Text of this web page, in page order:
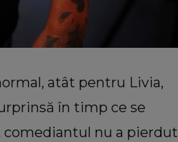
atât pentru Livia,
în timp ce se
comediantul nu a pierdut